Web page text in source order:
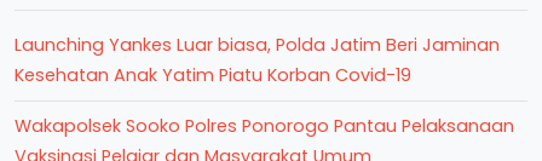
Launching Yankes Luar biasa, Polda Jatim Beri Jaminan
Kesehatan Anak Yatim Piatu Korban Covid-19
Wakapolsek Sooko Polres Ponorogo Pantau Pelaksanaan
Vaksinasi Pelajar dan Masyarakat Umum